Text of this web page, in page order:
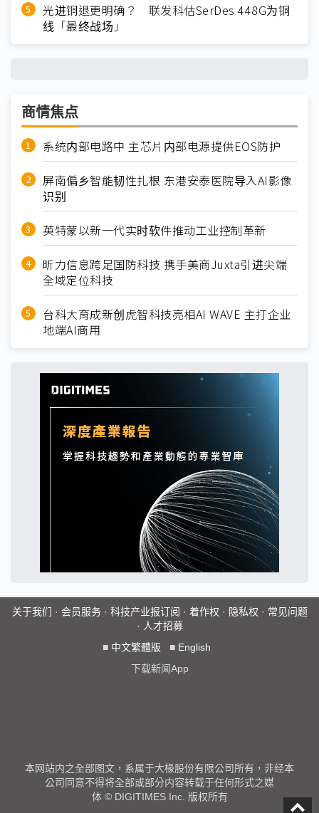
光进铜退更明确？ 联发科估SerDes 448G为铜
线「最终战场」
商情焦点
系统内部电路中 主芯片内部电源提供EOS防护
屏南偏乡智能韧性扎根 东港安泰医院导入AI影像
识别
英特蒙以新一代实时软件推动工业控制革新
昕力信息跨足国防科技 携手美商Juxta引进尖端
全域定位科技
台科大育成新创虎智科技亮相AI WAVE 主打企业
地端AI商用
关于我们 · 会员服务· 科技产业报订阅 · 着作权 · 隐私权 · 常见问题
· 人才招募
■ 中文繁體版 ■ English
下载新闻App
本网站内之全部图文，系属于大椽股份有限公司所有，非经本
公司同意不得将全部或部分内容转载于任何形式之媒
体 © DIGITIMES Inc. 版权所有